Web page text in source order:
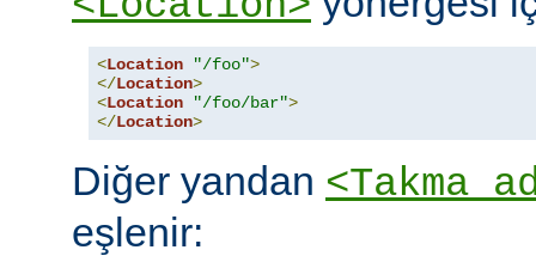
<Location "/foo">
</Location>
<Location "/foo/bar">
</Location>
Diğer yandan <Takma
eşlenir: